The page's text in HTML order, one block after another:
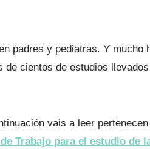
padres y pediatras. Y mucho
cientos de estudios
vais a leer
Trabajo para el estudio de